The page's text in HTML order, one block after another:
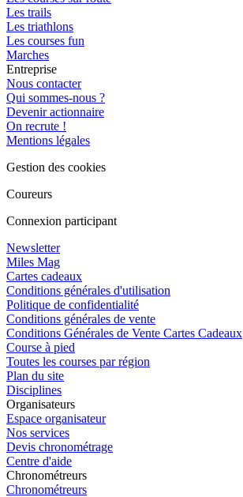
Les trails
Les triathlons
Les courses fun
Marches
Entreprise
Nous contacter
Qui sommes-nous ?
Devenir actionnaire
On recrute !
Mentions légales
Gestion des cookies
Coureurs
Connexion participant
Newsletter
Miles Mag
Cartes cadeaux
Conditions générales d'utilisation
Politique de confidentialité
Conditions générales de vente
Conditions Générales de Vente Cartes Cadeaux
Course à pied
Toutes les courses par région
Plan du site
Disciplines
Organisateurs
Espace organisateur
Nos services
Devis chronométrage
Centre d'aide
Chronométreurs
Chronométreurs